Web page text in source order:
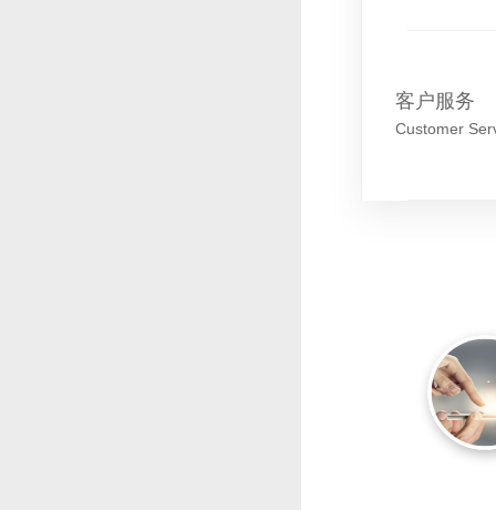
客户服务
Customer